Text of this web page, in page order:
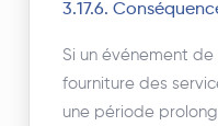
3.17.6.
Si un événement
fourniture des
une période